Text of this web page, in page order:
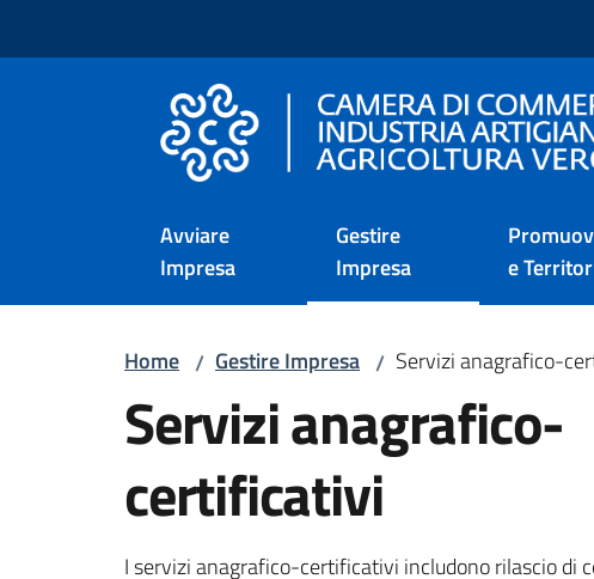
Camera di Commercio di
Avviare
Impresa
Gestire
Impresa
e
Home / Gestire Impresa / Servizi anagrafico-
Servizi anagrafico-
certificativi
I servizi anagrafico-certificativi includono rilascio di